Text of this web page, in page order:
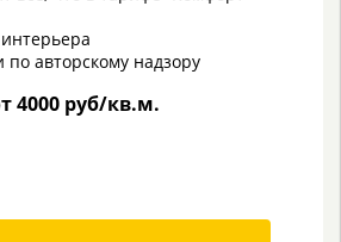
по авторскому надзору
4000 руб/кв.м.